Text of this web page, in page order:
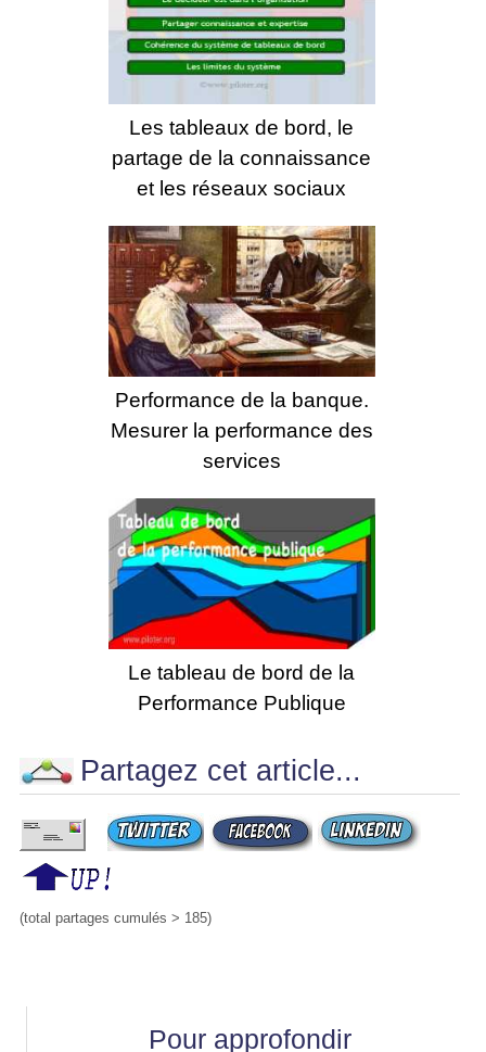
Les tableaux de bord, le
partage de la connaissance
et les réseaux sociaux
Performance de la banque.
Mesurer la performance des
services
Le tableau de bord de la
Performance Publique
Partagez cet article...
(total partages cumulés > 185)
Pour approfondir